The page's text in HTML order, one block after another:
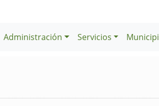
Administración Servicios